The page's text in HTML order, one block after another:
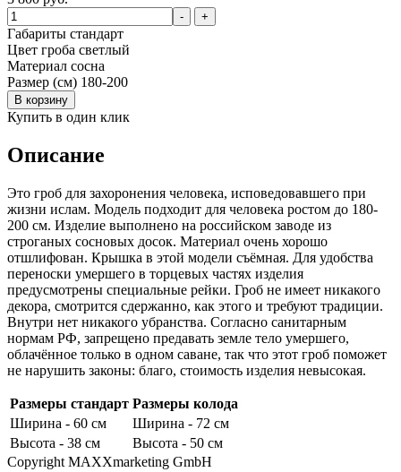
- +
Габариты стандарт
Цвет гроба светлый
Материал сосна
Размер (см) 180-200
В корзину
Купить в один клик
Описание
Это гроб для захоронения человека, исповедовавшего при
жизни ислам. Модель подходит для человека ростом до 180-
200 см. Изделие выполнено на российском заводе из
строганых сосновых досок. Материал очень хорошо
отшлифован. Крышка в этой модели съёмная. Для удобства
переноски умершего в торцевых частях изделия
предусмотрены специальные рейки. Гроб не имеет никакого
декора, смотрится сдержанно, как этого и требуют традиции.
Внутри нет никакого убранства. Согласно санитарным
нормам РФ, запрещено предавать земле тело умершего,
облачённое только в одном саване, так что этот гроб поможет
не нарушить законы: благо, стоимость изделия невысокая.
Размеры стандарт Размеры колода
Ширина - 60 см
Ширина - 72 см
Высота - 38 см
Высота - 50 см
Copyright MAXXmarketing GmbH